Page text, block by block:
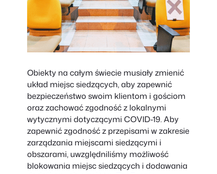
Obiekty na całym świecie musiały zmienić
układ miejsc siedzących, aby zapewnić
bezpieczeństwo swoim klientom i gościom
oraz zachować zgodność z lokalnymi
wytycznymi dotyczącymi COVID-19. Aby
zapewnić zgodność z przepisami w zakresie
zarządzania miejscami siedzącymi i
obszarami, uwzględniliśmy możliwość
blokowania miejsc siedzących i dodawania